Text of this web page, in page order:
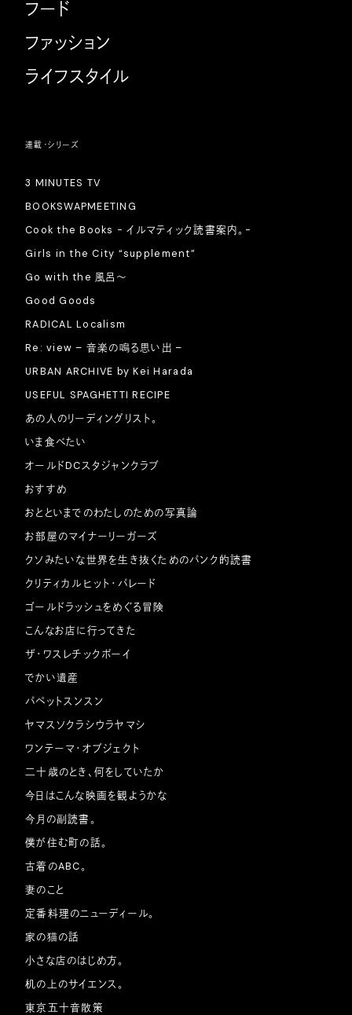
フード
ファッション
ライフスタイル
連載・シリーズ
3 MINUTES TV
BOOKSWAPMEETING
Cook the Books - イルマティック読書案内。-
Girls in the City “supplement”
Go with the 風呂〜
Good Goods
RADICAL Localism
Re: view – 音楽の鳴る思い出 –
URBAN ARCHIVE by Kei Harada
USEFUL SPAGHETTI RECIPE
あの人のリーディングリスト。
いま食べたい
オールドDCスタジャンクラブ
おすすめ
おとといまでのわたしのための写真論
お部屋のマイナーリーガーズ
クソみたいな世界を生き抜くためのパンク的読書
クリティカルヒット・パレード
ゴールドラッシュをめぐる冒険
こんなお店に行ってきた
ザ・ワスレチックボーイ
でかい遺産
パペットスンスン
ヤマスソクラシウラヤマシ
ワンテーマ・オブジェクト
二十歳のとき、何をしていたか
今日はこんな映画を観ようかな
今月の副読書。
僕が住む町の話。
古着のABC。
妻のこと
定番料理のニューディール。
家の猫の話
小さな店のはじめ方。
机の上のサイエンス。
東京五十音散策